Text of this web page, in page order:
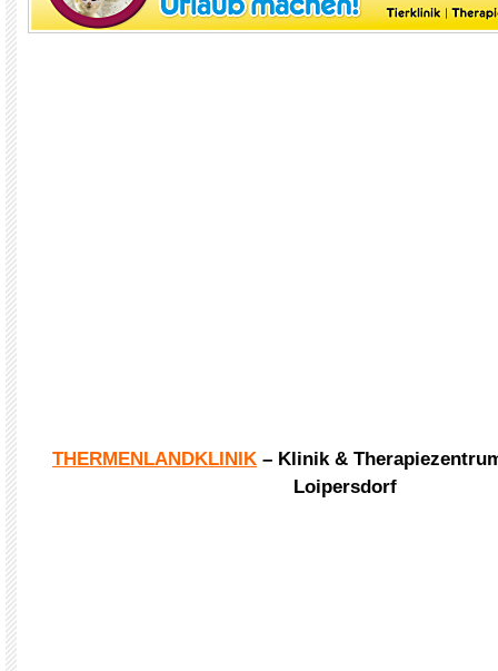
THERMENLANDKLINIK – Klinik &
Loipersdorf